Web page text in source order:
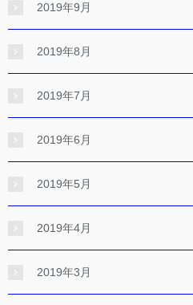
2019年9月
2019年8月
2019年7月
2019年6月
2019年5月
2019年4月
2019年3月